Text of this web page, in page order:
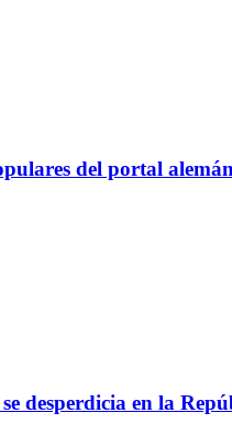
del portal
desperdicia en la